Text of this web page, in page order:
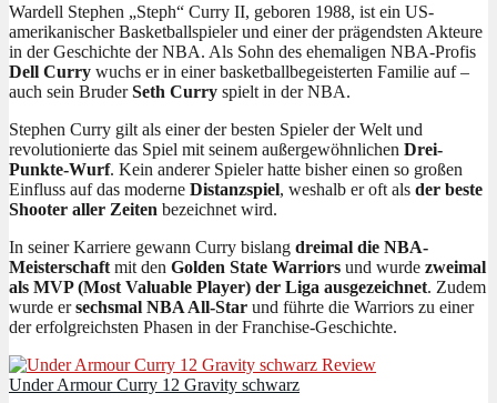
Wardell Stephen „Steph“ Curry II, geboren 1988, ist ein US-
amerikanischer Basketballspieler und einer der prägendsten Akteure
in der Geschichte der NBA. Als Sohn des ehemaligen NBA-Profis
Dell Curry wuchs er in einer basketballbegeisterten Familie auf –
auch sein BruderSeth Curry spielt in der NBA.
Stephen Curry gilt als einer der besten Spieler der Welt und
revolutionierte das Spiel mit seinem außergewöhnlichen Drei-
Punkte-Wurf. Kein anderer Spieler hatte bisher einen so großen
Einfluss auf das moderne Distanzspiel, weshalb er oft als der beste
Shooter aller Zeiten bezeichnet wird.
In seiner Karriere gewann Curry bislang dreimal die NBA-
Meisterschaft mit den Golden State Warriors und wurde zweimal
als MVP (Most Valuable Player) der Liga ausgezeichnet. Zudem
wurde ersechsmal NBA All-Star und führte die Warriors zu einer
der erfolgreichsten Phasen in der Franchise-Geschichte.
Under Armour Curry 12 Gravity schwarz